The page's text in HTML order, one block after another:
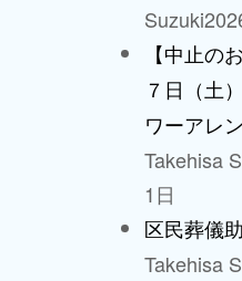
Suzuki
【中止の
７日（土
ワーアレ
Takehisa
1日
区民葬儀
Takehisa